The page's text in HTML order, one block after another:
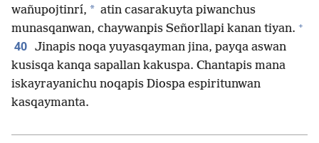
wañupojtinrí, * atin casarakuyta piwanchus
munasqanwan, chaywanpis Señorllapi kanan tiyan. +
40 Jinapis noqa yuyasqayman jina, payqa aswan
kusisqa kanqa sapallan kakuspa. Chantapis mana
iskayrayanichu noqapis Diospa espiritunwan
kasqaymanta.